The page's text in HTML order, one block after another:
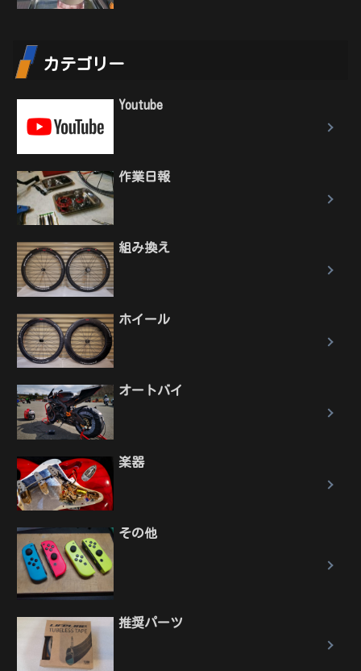
カテゴリー
Youtube
作業日報
組み換え
ホイール
オートバイ
楽器
その他
推奨パーツ